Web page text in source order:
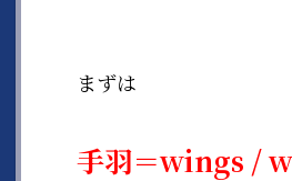
まずは
手羽＝wings /